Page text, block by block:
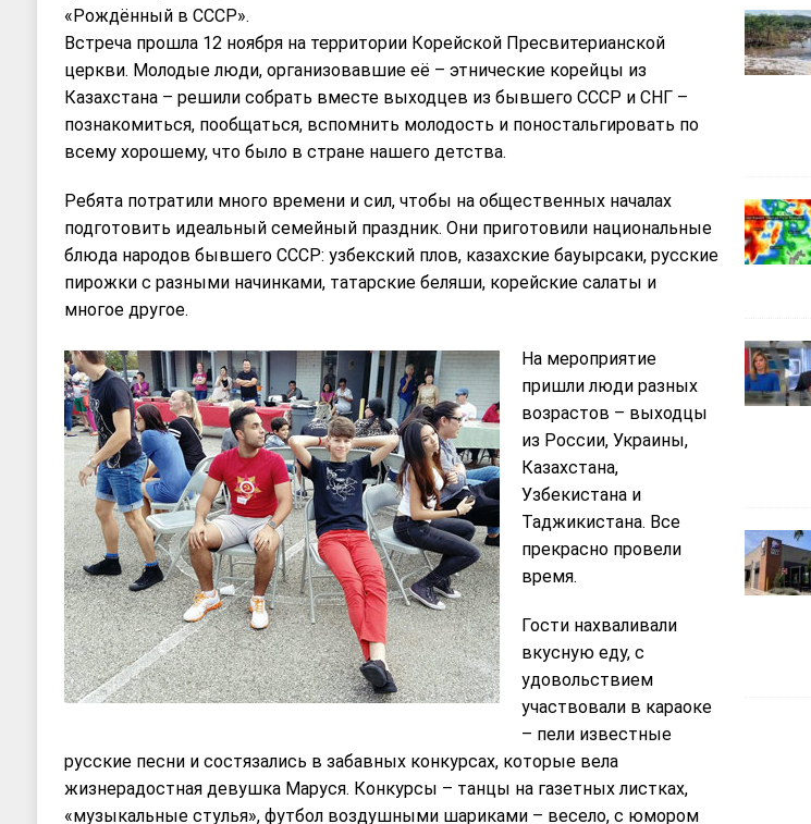
«Рождённый в СССР».
Встреча прошла 12 ноября на территории Корейской Пресвитерианской
церкви. Молодые люди, организовавшие её – этнические корейцы из
Казахстана – решили собрать вместе выходцев из бывшего СССР и СНГ –
познакомиться, пообщаться, вспомнить молодость и поностальгировать по
всему хорошему, что было в стране нашего детства.
Ребята потратили много времени и сил, чтобы на общественных началах
подготовить идеальный семейный праздник. Они приготовили национальные
блюда народов бывшего СССР: узбекский плов, казахские бауырсаки, русские
пирожки с разными начинками, татарские беляши, корейские салаты и
многое другое.
На мероприятие
пришли люди разных
возрастов – выходцы
из России, Украины,
Казахстана,
Узбекистана и
Таджикистана. Все
прекрасно провели
время.
Гости нахваливали
вкусную еду, с
удовольствием
участвовали в караоке
– пели известные
русские песни и состязались в забавных конкурсах, которые вела
жизнерадостная девушка Маруся. Конкурсы – танцы на газетных листках,
«музыкальные стулья», футбол воздушными шариками – весело, с юмором